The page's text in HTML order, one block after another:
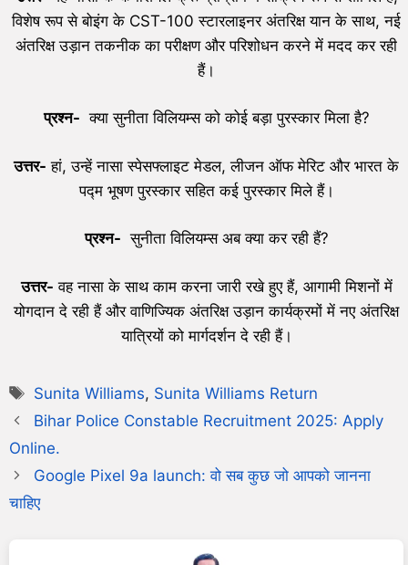
विशेष रूप से बोइंग के CST-100 स्टारलाइनर अंतरिक्ष यान के साथ, नई
अंतरिक्ष उड़ान तकनीक का परीक्षण और परिशोधन करने में मदद कर रही
हैं।
प्रश्न- क्या सुनीता विलियम्स को कोई बड़ा पुरस्कार मिला है?
उत्तर- हां, उन्हें नासा स्पेसफ्लाइट मेडल, लीजन ऑफ मेरिट और भारत के
पद्म भूषण पुरस्कार सहित कई पुरस्कार मिले हैं।
प्रश्न- सुनीता विलियम्स अब क्या कर रही हैं?
उत्तर- वह नासा के साथ काम करना जारी रखे हुए हैं, आगामी मिशनों में
योगदान दे रही हैं और वाणिज्यिक अंतरिक्ष उड़ान कार्यक्रमों में नए अंतरिक्ष
यात्रियों को मार्गदर्शन दे रही हैं।
Sunita Williams, Sunita Williams Return
Bihar Police Constable Recruitment 2025: Apply
Online.
Google Pixel 9a launch: वो सब कुछ जो आपको जानना
चाहिए